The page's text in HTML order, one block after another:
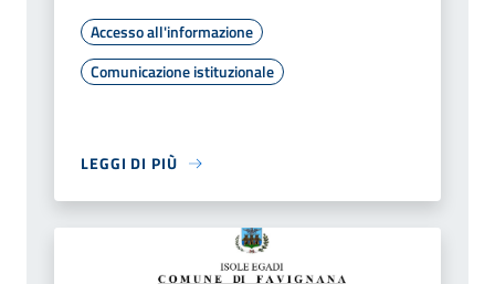
Accesso all'informazione
Comunicazione istituzionale
LEGGI DI PIÙ